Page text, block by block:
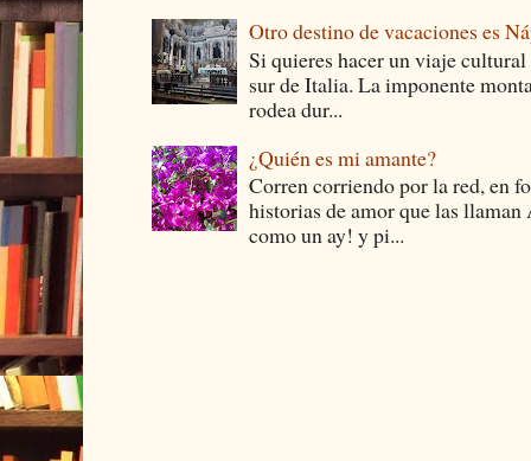
Otro destino de vacaciones es
Si quieres hacer un viaje
sur de Italia. La imponente
rodea dur...
¿Quién es mi amante?
Corren corriendo por la red, en
historias de amor que las
como un ay! y pi...